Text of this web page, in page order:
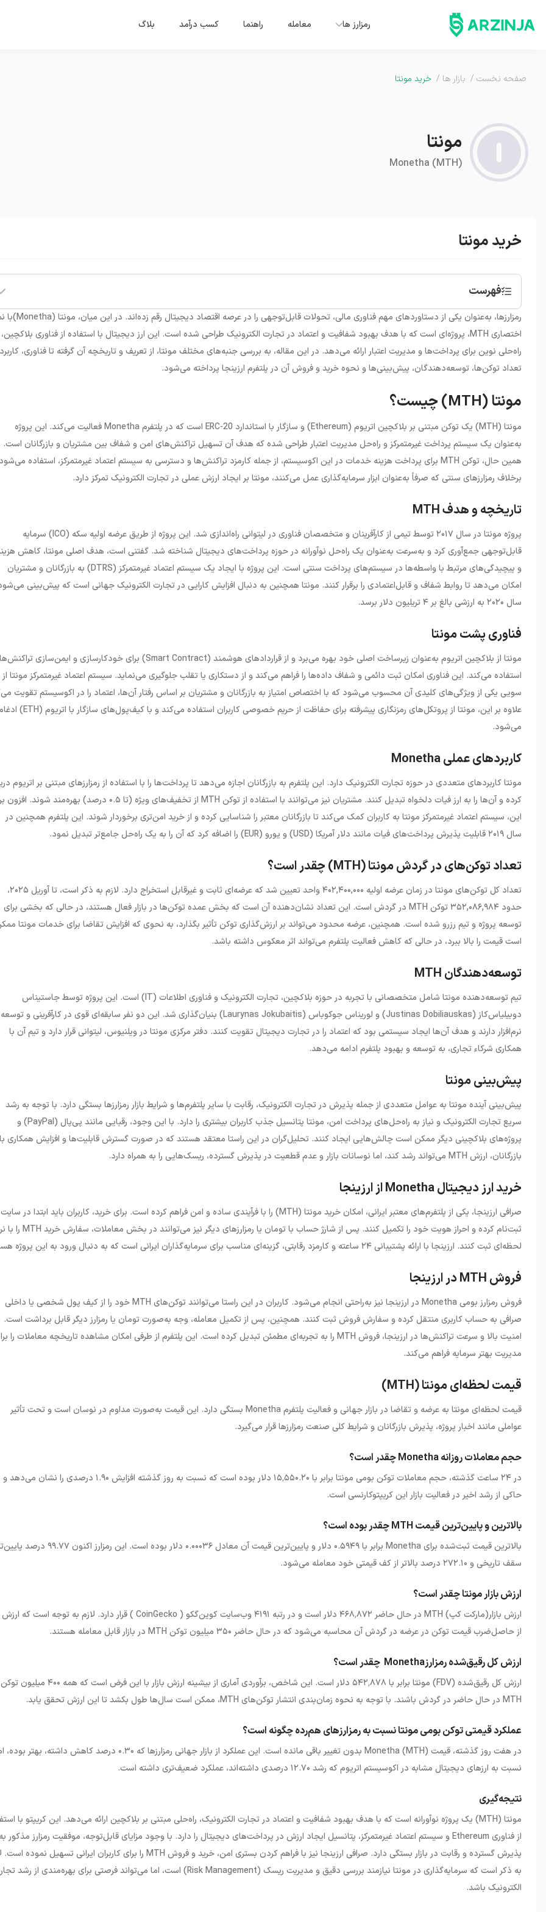
رمزارز ها معامله راهنما کسب درآمد بلاگ
صفحه نخست / بازار ها / خرید مونتا
مونتا
Monetha (MTH)
خرید مونتا
فهرست
• مونتا (MTH) چیست؟
رمزارزها، به‌عنوان یکی از دستاوردهای مهم فناوری مالی، تحولات قابل‌توجهی را در عرصه اقتصاد دیجیتال رقم زده‌اند. در این میان، مونتا (Monetha)با
اختصاری MTH، پروژه‌ای است که با هدف بهبود شفافیت و اعتماد در تجارت الکترونیک طراحی شده است. این ارز دیجیتال با استفاده از فناوری بلاکچین،
راه‌حلی نوین برای پرداخت‌ها و مدیریت اعتبار ارائه می‌دهد. در این مقاله، به بررسی جنبه‌های مختلف مونتا، از تعریف و تاریخچه آن گرفته تا فناوری،
تعداد توکن‌ها، توسعه‌دهندگان، پیش‌بینی‌ها و نحوه خرید و فروش آن در پلتفرم ارزینجا پرداخته می‌شود.
مونتا (MTH) چیست؟
مونتا (MTH
) یک توکن مبتنی بر بلاکچین اتریوم (Ethereum) و سازگار با استاندارد ERC-20 است که در پلتفرمMonethaفعالیت می‌کند. این پروژه
به‌عنوان یک سیستم پرداخت غیرمتمرکز و راه‌حل مدیریت اعتبار طراحی شده که هدف آن تسهیل تراکنش‌های امن و شفاف بین مشتریان و بازرگانان است.
همین حال، توکن MTH برای پرداخت هزینه خدمات در این اکوسیستم، از جمله کارمزد تراکنش‌ها و دسترسی به سیستم اعتماد غیرمتمرکز، استفاده
برخلاف رمزارزهای سنتی که صرفاً به‌عنوان ابزار سرمایه‌گذاری عمل می‌کنند، مونتا بر ایجاد ارزش عملی در تجارت الکترونیک تمرکز دارد.
تاریخچه و هدف MTH
پروژه مونتا در سال ۲۰۱۷ توسط تیمی از کارآفرینان و متخصصان فناوری در لیتوانی راه‌اندازی شد. این پروژه از طریق عرضه اولیه سکه ( ICO
) سرمایه
قابل‌توجهی جمع‌آوری کرد و به‌سرعت به‌عنوان یک راه‌حل نوآورانه در حوزه پرداخت‌های دیجیتال شناخته شد. گفتنی است، هدف اصلی مونتا، کاهش
و پیچیدگی‌های مرتبط با واسطه‌ها در سیستم‌های پرداخت سنتی است. این پروژه با ایجاد یک سیستم اعتماد غیرمتمرکز (DTRS) به بازرگانان و مشتریان
امکان می‌دهد تا روابط شفاف و قابل‌اعتمادی را برقرار کنند. مونتا همچنین به دنبال افزایش کارایی در تجارت الکترونیک جهانی است که پیش‌بینی
سال ۲۰۲۰ به ارزشی بالغ بر ۴ تریلیون دلار برسد.
فناوری پشت مونتا
مونتا از بلاکچین اتریوم به‌عنوان زیرساخت اصلی خود بهره می‌برد و از قراردادهای هوشمند (Smart Contract) برای خودکارسازی و ایمن‌سازی تراکنش‌ها
استفاده می‌کند. این فناوری امکان ثبت دائمی و شفاف داده‌ها را فراهم می‌کند و از دستکاری یا تقلب جلوگیری می‌نماید. سیستم اعتماد غیرمتمرکز مونتا از
سویی یکی از ویژگی‌های کلیدی آن محسوب می‌شود که با اختصاص امتیاز به بازرگانان و مشتریان بر اساس رفتار آن‌ها، اعتماد را در اکوسیستم تقویت
علاوه بر این، مونتا از پروتکل‌های رمزنگاری پیشرفته برای حفاظت از حریم خصوصی کاربران استفاده می‌کند و با کیف‌پول‌های سازگار با اتریوم (ETH
)
می‌شود.
کاربردهای عملی Monetha
مونتا کاربردهای متعددی در حوزه تجارت الکترونیک دارد. این پلتفرم به بازرگانان اجازه می‌دهد تا پرداخت‌ها را با استفاده از رمزارزهای مبتنی بر اتریوم
کرده و آن‌ها را به ارز فیات دلخواه تبدیل کنند. مشتریان نیز می‌توانند با استفاده از توکن MTH
از تخفیف‌های ویژه (تا ۰.۵ درصد) بهره‌مند شوند. افزون
این، سیستم اعتماد غیرمتمرکز مونتا به کاربران کمک می‌کند تا بازرگانان معتبر را شناسایی کرده و از خرید امن‌تری برخوردار شوند. این پلتفرم همچنین در
سال ۲۰۱۹ قابلیت پذیرش پرداخت‌های فیات مانند دلار آمریکا (
USD) و یورو (EUR) را اضافه کرد که آن را به یک راه‌حل جامع‌تر تبدیل نمود.
تعداد توکن‌های در گردش مونتا (MTH) چقدر است؟
تعداد کل توکن‌های مونتا در زمان عرضه اولیه ۴۰۲,۴۰۰,۰۰۰ واحد تعیین شد که عرضه‌ای ثابت و غیرقابل استخراج دارد. لازم به ذکر است، تا آوریل ۲۰۲۵،
حدود ۳۵۲,۰۸۶,۹۸۴ توکن
MTH در گردش است. این تعداد نشان‌دهنده آن است که بخش عمده توکن‌ها در بازار فعال هستند، در حالی که بخشی برای
توسعه پروژه و تیم رزرو شده است. همچنین، عرضه محدود می‌تواند بر ارزش‌گذاری توکن تأثیر بگذارد، به نحوی که افزایش تقاضا برای خدمات مونتا
است قیمت را بالا ببرد، در حالی که کاهش فعالیت پلتفرم می‌تواند اثر معکوس داشته باشد.
توسعه‌دهندگان MTH
تیم توسعه‌دهنده مونتا شامل متخصصانی با تجربه در حوزه بلاکچین، تجارت الکترونیک و فناوری اطلاعات (IT) است. این پروژه توسط جاستیناس
دوبیلیاس‌کاز (Justinas Dobiliauskas
)و لوریناس جوکوباس (Laurynas Jokubaitis
) بنیان‌گذاری شد. این دو نفر سابقه‌ای قوی در کارآفرینی و توسعه
نرم‌افزار دارند و هدف آن‌ها ایجاد سیستمی بود که اعتماد را در تجارت دیجیتال تقویت کنند. دفتر مرکزی مونتا در ویلنیوس، لیتوانی قرار دارد و تیم آن با
همکاری شرکاء تجاری، به توسعه و بهبود پلتفرم ادامه می‌دهد.
پیش‌بینی مونتا
پیش‌بینی آینده مونتا به عوامل متعددی از جمله پذیرش در تجارت الکترونیک، رقابت با سایر پلتفرم‌ها و شرایط بازار رمزارزها بستگی دارد. با توجه به رشد
سریع تجارت الکترونیک و نیاز به راه‌حل‌های پرداخت امن، مونتا پتانسیل جذب کاربران بیشتری را دارد. با این وجود، رقبایی مانند پی‌پال (PayPal) و
پروژه‌های بلاکچینی دیگر ممکن است چالش‌هایی ایجاد کنند. تحلیلگران در این راستا معتقد هستند که در صورت گسترش قابلیت‌ها و افزایش همکاری با
بازرگانان، ارزش MTH می‌تواند رشد کند، اما نوسانات بازار و عدم قطعیت در پذیرش گسترده، ریسک‌هایی را به همراه دارد.
خرید ارز دیجیتال Monetha از ارزینجا
صرافی ارزینجا، یکی از پلتفرم‌های معتبر ایرانی، امکان خرید مونتا (MTH
) را با فرآیندی ساده و امن فراهم کرده است. برای خرید، کاربران باید ابتدا در سایت
ثبت‌نام کرده و احراز هویت خود را تکمیل کنند. پس از شارژ حساب با تومان یا رمزارزهای دیگر نیز می‌توانند در بخش معاملات، سفارش خرید MTH را با
لحظه‌ای ثبت کنند. ارزینجا با ارائه پشتیبانی ۲۴ ساعته و کارمزد رقابتی، گزینه‌ای مناسب برای سرمایه‌گذاران ایرانی است که به دنبال ورود به این پروژه هستند.
فروش MTH در ارزینجا
فروش رمزارز بومیMonetha در ارزینجا نیز به‌راحتی انجام می‌شود. کاربران در این راستا می‌توانند توکن‌های MTHخود را از کیف پول شخصی یا داخلی
صرافی به حساب کاربری منتقل کرده و سفارش فروش ثبت کنند. همچنین، پس از تکمیل معامله، وجه به‌صورت تومان یا رمزارز دیگر قابل برداشت است.
امنیت بالا و سرعت تراکنش‌ها در ارزینجا، فروش MTH را به تجربه‌ای مطمئن تبدیل کرده است. این پلتفرم از طرفی امکان مشاهده تاریخچه معاملات را
مدیریت بهتر سرمایه فراهم می‌کند.
قیمت لحظه‌ای مونتا (MTH)
قیمت لحظه‌ای مونتا به عرضه و تقاضا در بازار جهانی و فعالیت پلتفرمMonetha بستگی دارد. این قیمت به‌صورت مداوم در نوسان است و تحت تأثیر
عواملی مانند اخبار پروژه، پذیرش بازرگانان و شرایط کلی صنعت رمزارزها قرار می‌گیرد.
حجم معاملات روزانه Monetha چقدر است؟
در ۲۴ ساعت گذشته، حجم معاملات توکن بومی مونتا برابر با ۱۵ ٬
۵۵۰.۲۰ دلار بوده است که نسبت به روز گذشته افزایش ۱.۹۰ درصدی را نشان می‌دهد و
حاکی از رشد اخیر در فعالیت بازار این کریپتوکارنسی است.
بالاترین و پایین‌ترین قیمت MTH چقدر بوده است؟
بالاترین قیمت ثبت‌شده برای
برابر با ۰.۵۹۴۹ دلار و پایین‌ترین قیمت آن معادل ۰.۰۰۰۳۶ دلار بوده است. این رمزارز
سقف تاریخی و ۲۷۲.۱۰ درصد بالاتر از کف قیمتی خود معامله می‌شود.
ارزش بازار مونتا چقدر است؟
ارزش بازار(مارکت کپ) MTH در حال حاضر ۴۶۸ ٬۸۷۲ دلار است و در رتبه ۴۱۹۱ وب‌سایت کوین‌گکو (
) قرار دارد. لازم به توجه است که ارزش
از حاصل‌ضرب قیمت توکن در عرضه در گردش آن محاسبه می‌شود که در حال حاضر ۳۵۰ میلیون توکن
در بازار قابل معامله هستند.
ارزش کل رقیق‌شده رمزارزMonetha چقدر است؟
ارزش کل رقیق‌شده (FDV) مونتا برابر با ۵۴۲ ٬۸۷۸ دلار است. این شاخص، برآوردی آماری از بیشینه ارزش بازار با این فرض است که همه ۴۰۰ میلیون توکن
MTH در حال حاضر در گردش باشند. با توجه به نحوه زمان‌بندی انتشار توکن‌های MTH، ممکن است سال‌ها طول بکشد تا این ارزش تحقق یابد.
عملکرد قیمتی توکن بومی مونتا نسبت به رمزارزهای هم‌رده چگونه است؟
در هفت روز گذشته، قیمت
بدون تغییر باقی مانده است. این عملکرد از بازار جهانی رمزارزها که ۰.۳۰ درصد کاهش داشته، بهتر
نسبت به ارزهای دیجیتال مشابه در اکوسیستم اتریوم که رشد ۱۲.۷۰ درصدی داشته‌اند، عملکرد ضعیف‌تری داشته است
.
نتیجه‌گیری
مونتا (MTH
) یک پروژه نوآورانه است که با هدف بهبود شفافیت و اعتماد در تجارت الکترونیک، راه‌حلی مبتنی بر بلاکچین ارائه می‌دهد. این کریپتو با
از فناوری Ethereumو سیستم اعتماد غیرمتمرکز، پتانسیل ایجاد ارزش در پرداخت‌های دیجیتال را دارد. با وجود مزایای قابل‌توجه، موفقیت رمزارز مذکور
پذیرش گسترده و رقابت در بازار بستگی دارد. صرافی ارزینجا نیز با فراهم کردن بستری امن، خرید و فروش MTH را برای کاربران ایرانی تسهیل نموده است.
به ذکر است که سرمایه‌گذاری در مونتا نیازمند بررسی دقیق و مدیریت ریسک (Risk Management) است، اما می‌تواند فرصتی برای بهره‌مندی از رشد
الکترونیک باشد.